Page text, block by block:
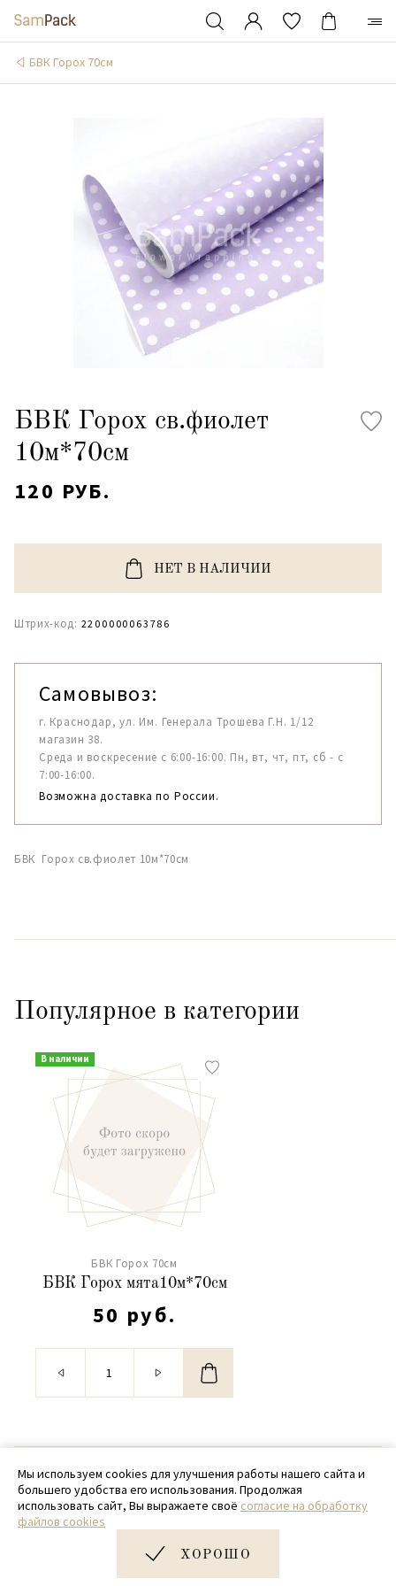
БВК Горох 70см
БВК Горох св.фиолет
10м*70см
120 РУБ.
НЕТ В НАЛИЧИИ
Штрих-код: 2200000063786
Самовывоз:
г. Краснодар, ул. Им. Генерала Трошева Г.Н. 1/12
магазин 38.
Среда и воскресение с 6:00-16:00. Пн, вт, чт, пт, сб - с
7:00-16:00.
Возможна доставка по России.
БВК Горох св.фиолет 10м*70см
Популярное в категории
В наличии
БВК Горох 70см
БВК Горох мята10м*70см
50 руб.
© 2020 - 2026 SamPack
+ 7 (918) 699-97-87
zakaz@sampack.store
Мы используем cookies для улучшения работы нашего сайта и
большего удобства его использования. Продолжая
использовать сайт, Вы выражаете своё согласие на обработку
файлов cookies
ХОРОШО